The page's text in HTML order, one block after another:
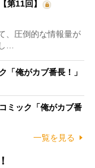
第11回】
、圧倒的な情報量が
…
俺がカブ番長！」
ミック「俺がカブ番
一覧を見る